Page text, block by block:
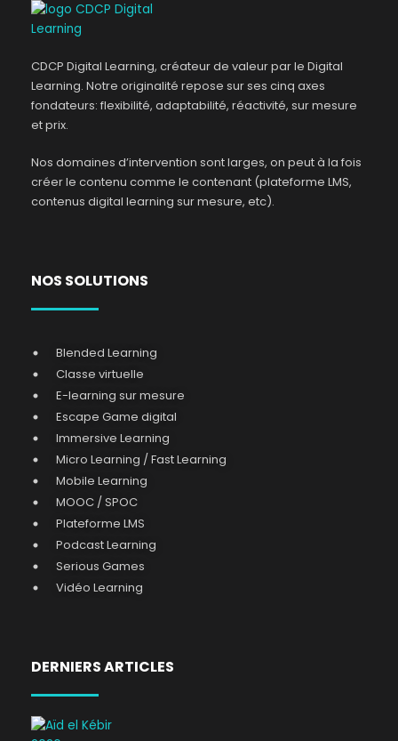
CDCP Digital Learning, créateur de valeur par le Digital
Learning. Notre originalité repose sur ses cinq axes
fondateurs: flexibilité, adaptabilité, réactivité, sur mesure
et prix.
Nos domaines d’intervention sont larges, on peut à la fois
créer le contenu comme le contenant (plateforme LMS,
contenus digital learning sur mesure, etc).
NOS SOLUTIONS
Blended Learning
Classe virtuelle
E-learning sur mesure
Escape Game digital
Immersive Learning
Micro Learning / Fast Learning
Mobile Learning
MOOC / SPOC
Plateforme LMS
Podcast Learning
Serious Games
Vidéo Learning
DERNIERS ARTICLES